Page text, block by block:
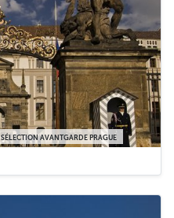
SÉLECTION AVANTGARDE PRAGUE